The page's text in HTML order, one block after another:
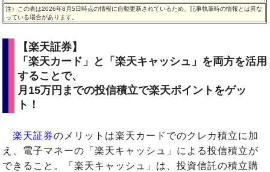
注）この表は2026年8月5日時点の情報に自動更新されているため、記事執筆時の情報とは異な
っている場合があります。
【楽天証券】
「楽天カード」と「楽天キャッシュ」を両方を活用
することで、
月15万円までの投信積立で楽天ポイントをゲッ
ト！
楽天証券のメリットは楽天カードでのクレカ積立に加
え、電子マネーの「楽天キャッシュ」による投信積立が
できること。「楽天キャッシュ」は、投資信託の積立購